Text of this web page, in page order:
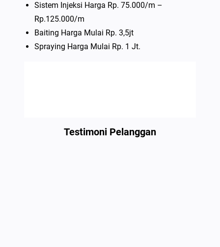
Sistem Injeksi Harga Rp. 75.000/m –
Rp.125.000/m
Baiting Harga Mulai Rp. 3,5jt
Spraying Harga Mulai Rp. 1 Jt.
Testimoni Pelanggan